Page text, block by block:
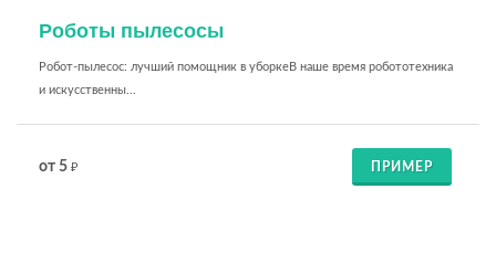
Роботы пылесосы
Робот-пылесос: лучший помощник в уборкеВ наше время робототехника
и искусственны...
от 5 ₽ ПРИМЕР